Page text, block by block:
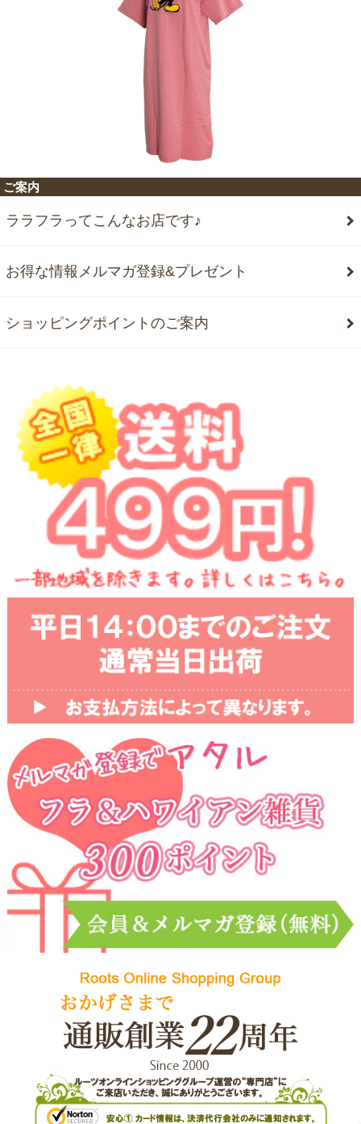
ご案内
ララフラってこんなお店です♪
お得な情報メルマガ登録&プレゼント
ショッピングポイントのご案内